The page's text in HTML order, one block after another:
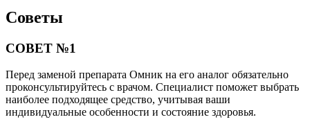
Советы
СОВЕТ №1
Перед заменой препарата Омник на его аналог обязательно
проконсультируйтесь с врачом. Специалист поможет выбрать
наиболее подходящее средство, учитывая ваши
индивидуальные особенности и состояние здоровья.